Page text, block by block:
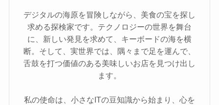
デジタルの海原を冒険しながら、美食の宝を探し
求める探検家です。テクノロジーの世界を舞台
に、新しい発見を求めて、キーボードの海を横
断。そして、実世界では、隅々まで足を運んで、
舌鼓を打つ価値のある美味しいお店を見つけ出し
ます。
私の使命は、小さなITの豆知識から始まり、心を